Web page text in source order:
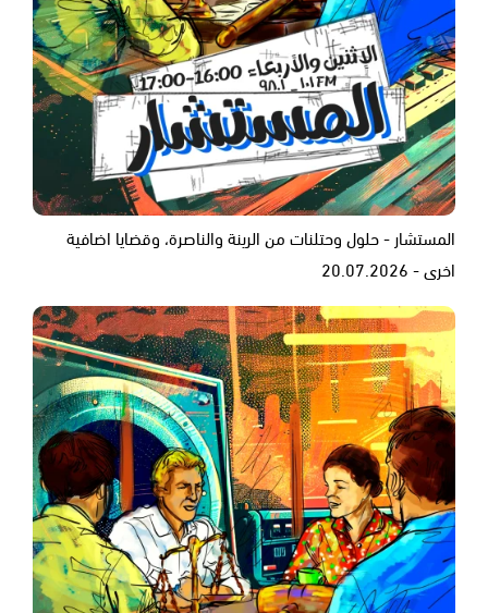
المستشار - حلول وحتلنات من الرينة والناصرة، وقضايا اضافية
اخرى - 20.07.2026